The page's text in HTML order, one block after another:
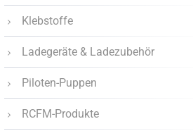
Klebstoffe
Ladegeräte & Ladezubehör
Piloten-Puppen
RCFM-Produkte